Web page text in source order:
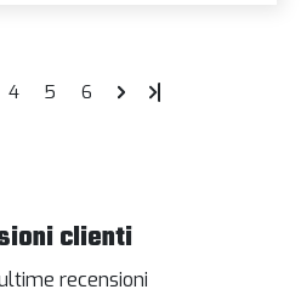
4 5 6
clienti
recensioni